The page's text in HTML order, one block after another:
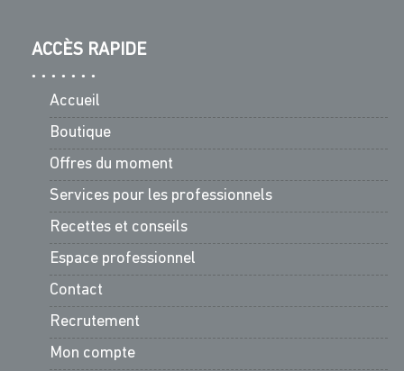
ACCÈS RAPIDE
Accueil
Boutique
Offres du moment
Services pour les professionnels
Recettes et conseils
Espace professionnel
Contact
Recrutement
Mon compte